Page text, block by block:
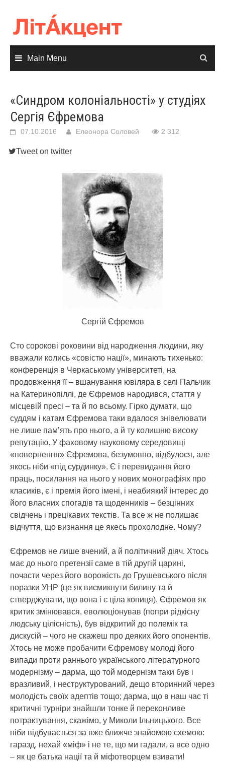
content
Main Menu
«Синдром колоніальності» у студіях
Сергія Єфремова
07.10.2016 Елеонора Соловей 2 312
Tweet on twitter
Сергій Єфремов
Сто сорокові роковини від народження людини, яку
вважали колись «совістю нації», минають тихенько:
конференція в Черкаському університеті, на
продовження її – вшанування ювіляра в селі Пальчик
на Катеринопіллі, де Єфремов народився, стаття у
місцевій пресі – та й по всьому. Гірко думати, що
суддям і катам Єфремова таки вдалося знівелювати
не лише пам’ять про нього, а й ту колишню високу
репутацію. У фаховому науковому середовищі
«повернення» Єфремова, безумовно, відбулося, але
якось ніби «під сурдинку». Є і перевидання його
праць, посилання на нього у нових монографіях про
класиків, є і премія його імені, і неабиякий інтерес до
його власних спогадів та щоденників – безцінних
свідчень і прецікавих текстів. Та все ж не полишає
відчуття, що визнання це якесь прохолодне. Чому?
Єфремов не лише вчений, а й політичний діяч. Хтось
має до нього претензії саме в тій другій царині,
почасти через його ворожість до Грушевського після
поразки УНР (це як висмикнути билину та й
стверджувати, що вона і є ціла копиця). Єфремов як
критик змінювався, еволюціонував (попри рідкісну
людську цілісність), був відкритий до полемік та
дискусій – чого не скажеш про деяких його опонентів.
Хтось не може пробачити Єфремову молоді його
випади проти раннього українського літературного
модернізму – дарма, що той модернізм таки був і
вразливий, і неструктурований, дещо вторинний через
молодість своїх адептів тощо; дарма, що в наш час ті
критичні турніри знайшли тонке й переконливе
потрактування, скажімо, у Миколи Ільницького. Все
ніби відбувається за вже ближче знайомою схемою:
гаразд, нехай «міф» і не те, що ми гадали, а все одно
– як це батька нації та й міфотворцем взивати!